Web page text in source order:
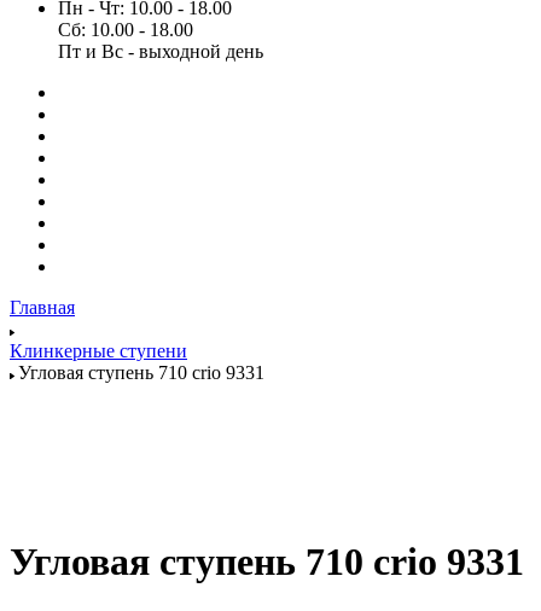
Пн - Чт: 10.00 - 18.00
Сб: 10.00 - 18.00
Пт и Вс - выходной день
Главная
Клинкерные ступени
Угловая ступень 710 crio 9331
Угловая ступень 710 crio 9331